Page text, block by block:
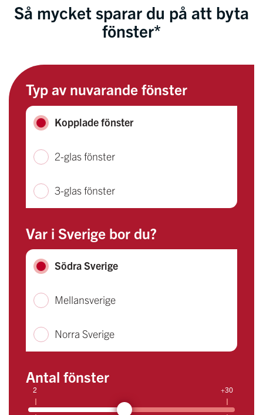
Så mycket sparar du på att byta
fönster*
Typ av nuvarande fönster
Kopplade fönster
2-glas fönster
3-glas fönster
Var i Sverige bor du?
Södra Sverige
Mellansverige
Norra Sverige
Antal fönster
2 +30